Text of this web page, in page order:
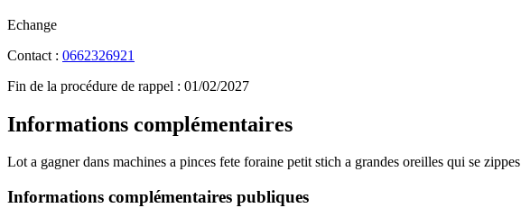
Echange
Contact : 0662326921
Fin de la procédure de rappel : 01/02/2027
Informations complémentaires
Lot a gagner dans machines a pinces fete foraine petit stich a grandes oreilles qui se zippes
Informations complémentaires publiques